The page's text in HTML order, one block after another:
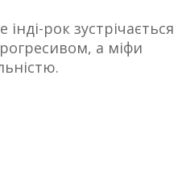
рок зустрічається
а міфи